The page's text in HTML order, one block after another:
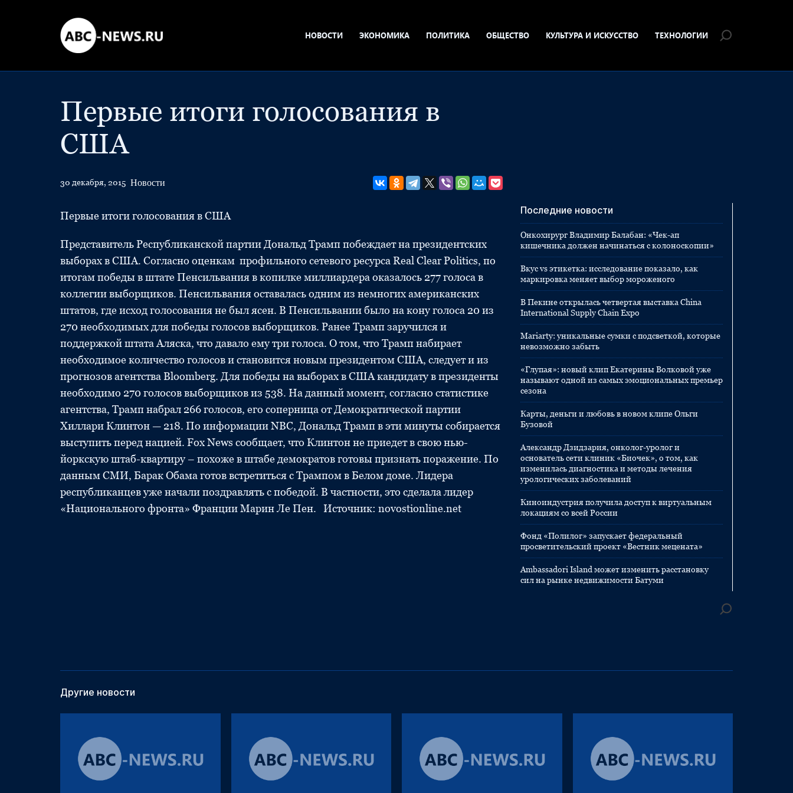
НОВОСТИ ЭКОНОМИКА ПОЛИТИКА ОБЩЕСТВО КУЛЬТУРА И ИСКУССТВО ТЕХНОЛОГИИ
Первые итоги голосования в
США
30 декабря, 2015 Новости
Первые итоги голосования в США
Представитель Республиканской партии Дональд Трамп побеждает на президентских
выборах в США. Согласно оценкам профильного сетевого ресурса Real Clear Politics, по
итогам победы в штате Пенсильвания в копилке миллиардера оказалось 277 голоса в
коллегии выборщиков. Пенсильвания оставалась одним из немногих американских
штатов, где исход голосования не был ясен. В Пенсильвании было на кону голоса 20 из
270 необходимых для победы голосов выборщиков. Ранее Трамп заручился и
поддержкой штата Аляска, что давало ему три голоса. О том, что Трамп набирает
необходимое количество голосов и становится новым президентом США, следует и из
прогнозов агентства Bloomberg. Для победы на выборах в США кандидату в президенты
необходимо 270 голосов выборщиков из 538. На данный момент, согласно статистике
агентства, Трамп набрал 266 голосов, его соперница от Демократической партии
Хиллари Клинтон — 218. По информации NBC, Дональд Трамп в эти минуты собирается
выступить перед нацией. Fox News сообщает, что Клинтон не приедет в свою нью-
йоркскую штаб-квартиру – похоже в штабе демократов готовы признать поражение. По
данным СМИ, Барак Обама готов встретиться с Трампом в Белом доме. Лидера
республиканцев уже начали поздравлять с победой. В частности, это сделала лидер
«Национального фронта» Франции Марин Ле Пен. Источник: novostionline.net
Последние новости
Онкохирург Владимир Балабан: «Чек-ап
кишечника должен начинаться с колоноскопии»
Вкус vs этикетка: исследование показало, как
маркировка меняет выбор мороженого
В Пекине открылась четвертая выставка China
International Supply Chain Expo
Mariarty: уникальные сумки с подсветкой, которые
невозможно забыть
«Глупая»: новый клип Екатерины Волковой уже
называют одной из самых эмоциональных премьер
сезона
Карты, деньги и любовь в новом клипе Ольги
Бузовой
Александр Дзидзария, онколог-уролог и
основатель сети клиник «Биочек», о том, как
изменилась диагностика и методы лечения
урологических заболеваний
Киноиндустрия получила доступ к виртуальным
локациям со всей России
Фонд «Полилог» запускает федеральный
просветительский проект «Вестник мецената»
Ambassadori Island может изменить расстановку
сил на рынке недвижимости Батуми
Другие новости